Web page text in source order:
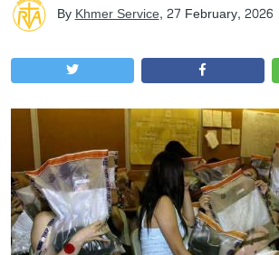
ByKhmer Service, 27 February, 2026